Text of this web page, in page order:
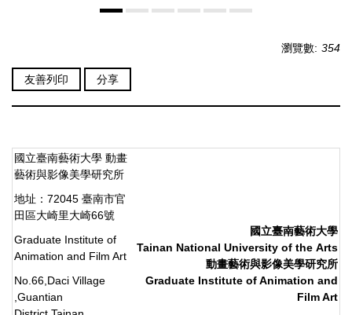
瀏覽數: 354
友善列印 分享
國立臺南藝術大學 動畫
藝術與影像美學研究所
地址：72045 臺南市官
田區大崎里大崎66號
Graduate Institute of
Animation and Film Art
No.66,Daci Village
,Guantian
國立臺南藝術大學
Tainan National University of the Arts
動畫藝術與影像美學研究所
Graduate Institute of Animation and
Film Art